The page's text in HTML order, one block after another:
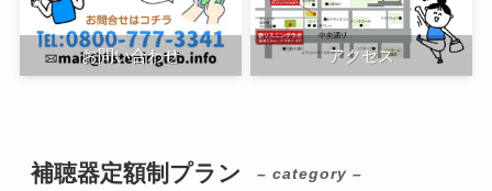
お問い合わせ アクセス
補聴器定額制プラン – category –